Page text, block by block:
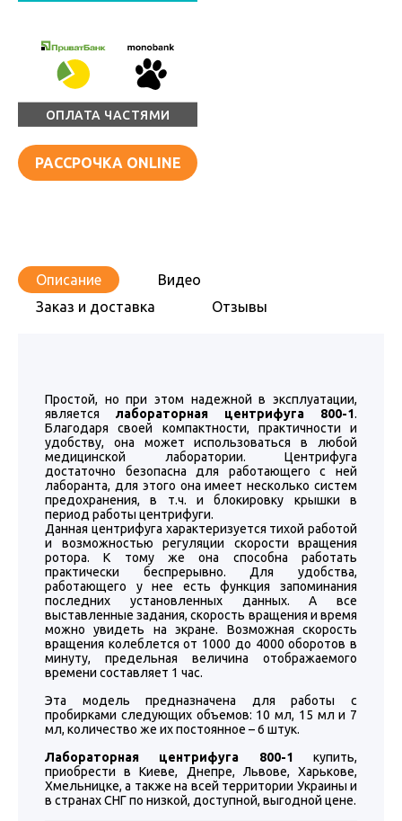
ОПЛАТА ЧАСТЯМИ
РАССРОЧКА ONLINE
Описание
Видео
Заказ и доставка
Отзывы
Простой, но при этом надежной в эксплуатации,
является лабораторная центрифуга 800-1.
Благодаря своей компактности, практичности и
удобству, она может использоваться в любой
медицинской лаборатории. Центрифуга
достаточно безопасна для работающего с ней
лаборанта, для этого она имеет несколько систем
предохранения, в т.ч. и блокировку крышки в
период работы центрифуги.
Данная центрифуга характеризуется тихой работой
и возможностью регуляции скорости вращения
ротора. К тому же она способна работать
практически беспрерывно. Для удобства,
работающего у нее есть функция запоминания
последних установленных данных. А все
выставленные задания, скорость вращения и время
можно увидеть на экране. Возможная скорость
вращения колеблется от 1000 до 4000 оборотов в
минуту, предельная величина отображаемого
времени составляет 1 час.
Эта модель предназначена для работы с
пробирками следующих объемов: 10 мл, 15 мл и 7
мл, количество же их постоянное – 6 штук.
Лабораторная центрифуга 800-1 купить,
приобрести в Киеве, Днепре, Львове, Харькове,
Хмельницке, а также на всей территории Украины и
в странах СНГ по низкой, доступной, выгодной цене.